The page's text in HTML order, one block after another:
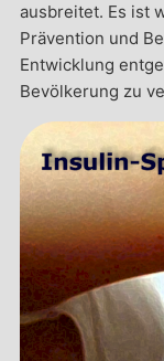
ausbreitet. Es ist
Prävention und
Entwicklung
Bevölkerung zu